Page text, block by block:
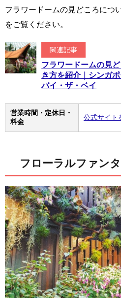
フラワードームの見どころにつ
をご覧ください。
関連記事
フラワードームの見
き方を紹介｜シンガ
バイ・ザ・ベイ
営業時間・定休日・
料金
公式サイト
フローラルファンタ